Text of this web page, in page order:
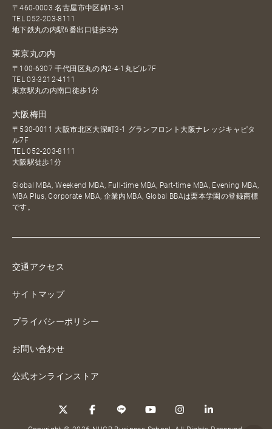
〒460-0003 名古屋市中区錦1-3-1
TEL052-203-8111
地下鉄丸の内駅6番出口徒歩3分
東京丸の内
〒100-6307 千代田区丸の内2-4-1丸ビル7F
TEL03-3212-4111
東京駅丸の内南口徒歩1分
大阪梅田
〒530-0011 大阪市北区大深町3-1 グランフロント大阪ナレッジキャピタ
ル7F
TEL052-203-8111
大阪駅徒歩1分
Global MBA, Weekend MBA, Full-time MBA, Part-time MBA, Evening MBA,
MBA Plus, Corporate MBA, 企業内MBA, Global BBAは栗本学園の登録商標
です。
交通アクセス
サイトマップ
プライバシーポリシー
お問い合わせ
公式オンラインストア